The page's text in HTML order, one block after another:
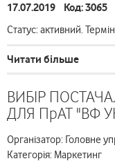
17.07.2019 Код: 3065
Статус: активний.
Читати більше
ВИБІР
ДЛЯ ПрАТ "ВФ
Організатор: Головне
Категорія: Маркетинг